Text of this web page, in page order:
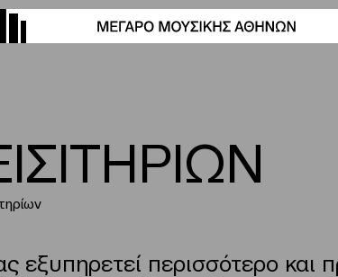
περισσότερο και